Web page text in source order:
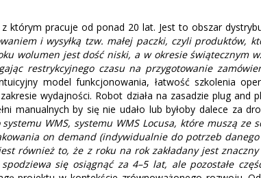
pracuje od ponad 20 lat. Jest to obszar
i wysyłką tzw. małej paczki, czyli produktów,
wolumen jest dość niski, a w okresie świątecznym
restrykcyjnego czasu na przygotowanie
model funkcjonowania, łatwość szkolenia
wydajności. Robot działa na zasadzie plug and
manualnych by się nie udało lub byłoby dalece za
WMS, systemu WMS Locusa, które muszą ze
on demand (indywidualnie do potrzeb
również to, że z roku na rok zakładany jest
się osiągnąć za 4–5 lat, ale pozostałe